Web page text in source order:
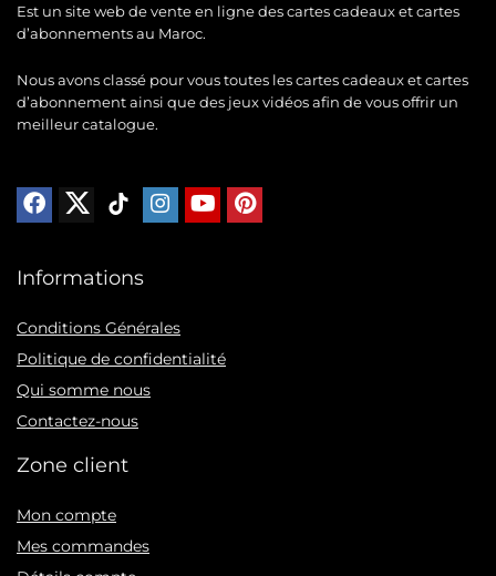
Est un site web de vente en ligne des cartes cadeaux et cartes
d’abonnements au Maroc.
Nous avons classé pour vous toutes les cartes cadeaux et cartes
d’abonnement ainsi que des jeux vidéos afin de vous offrir un
meilleur catalogue.
Informations
Conditions Générales
Politique de confidentialité
Qui somme nous
Contactez-nous
Zone client
Mon compte
Mes commandes